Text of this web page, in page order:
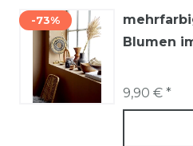
-73%
Blumen
9,90 € *